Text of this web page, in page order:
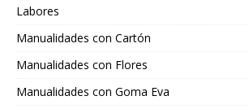
Labores
Manualidades con Cartón
Manualidades con Flores
Manualidades con Goma Eva